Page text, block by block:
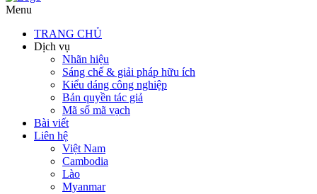
Menu
TRANG CHỦ
Dịch vụ
Nhãn hiệu
Sáng chế & giải pháp hữu ích
Kiểu dáng công nghiệp
Bản quyền tác giả
Mã số mã vạch
Bài viết
Liên hệ
Việt Nam
Cambodia
Lào
Myanmar